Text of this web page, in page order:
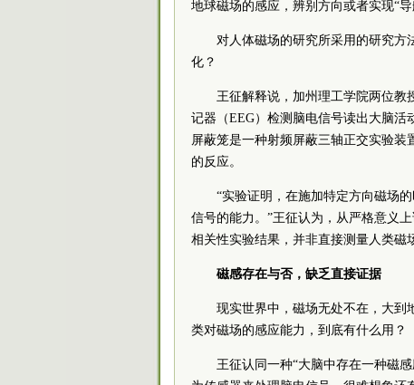
地球磁场的感应，辨别方向或者实现“导
对人体磁场的研究所采用的研究方
化？
王征解释说，加州理工学院两位教
记器（EEG）检测脑电信号读出大脑
屏蔽笼是一种射频屏蔽三轴正交实验
的反应。
“实验证明，在施加特定方向磁场
信号的能力。”王征认为，从严格意义
相关性实验结果，并非直接测量人类磁
磁感存在与否，缺乏直接证据
现实世界中，磁场无处不在，大到
类对磁场的感应能力，到底有什么用？
王征认同一种“大脑中存在一种磁